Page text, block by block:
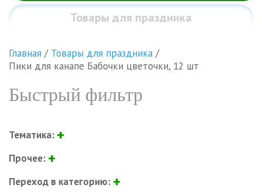
Товары для праздника
Главная / Товары для праздника /
Пики для канапе Бабочки цветочки, 12 шт
Быстрый фильтр
Тематика:
Прочее:
Переход в категорию: